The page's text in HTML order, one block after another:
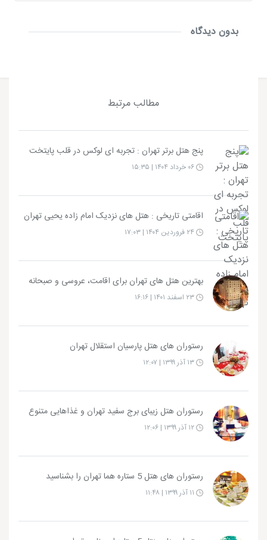
بدون دیدگاه
مطالب مرتبط
پنج هتل برتر تهران : تجربه‌ ای لوکس در قلب پایتخت
اقامتی تاریخی : هتل های نزدیک امام زاده یحیی تهران
بهترین هتل های تهران برای اقامت، عروسی و صبحانه
رستوران های هتل پارسیان استقلال تهران
رستوران هتل زیبای برج سفید تهران و غذاهایی متنوع
رستوران های هتل 5 ستاره هما تهران را بشناسید